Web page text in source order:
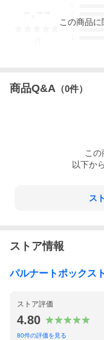
3
この商品に
商品Q&A （0件）
この
以下か
ス
ストア情報
パルナートポックス
ストア評価
4.80
80件の評価を見る